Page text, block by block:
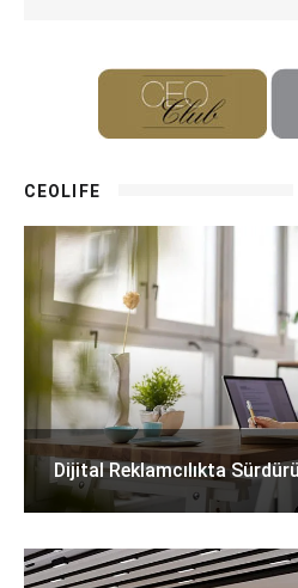
CEOLIFE
Dijital Reklamcılıkta